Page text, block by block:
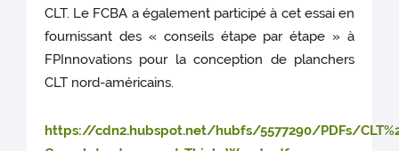
CLT. Le FCBA a également participé à cet essai en
fournissant des « conseils étape par étape » à
FPInnovations pour la conception de planchers
CLT nord-américains.
https://cdn2.hubspot.net/hubfs/5577290/PDFs/